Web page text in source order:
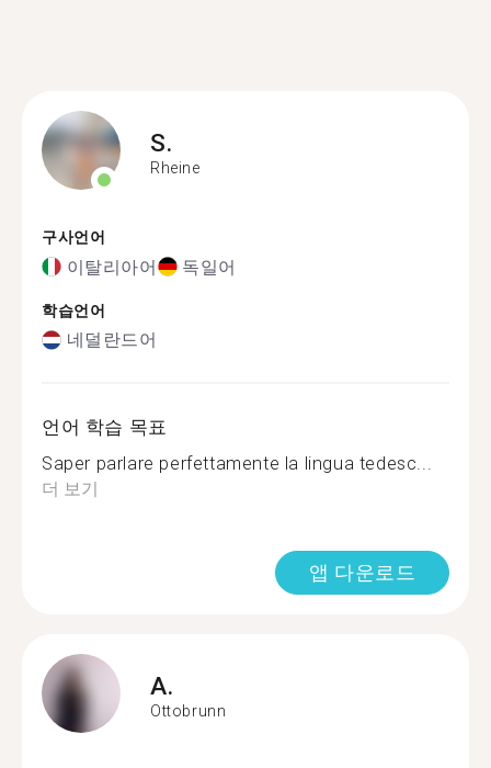
S.
Rheine
구사언어
이탈리아어 독일어
학습언어
네덜란드어
언어 학습 목표
Saper parlare perfettamente la lingua tedesc...
더 보기
앱 다운로드
A.
Ottobrunn